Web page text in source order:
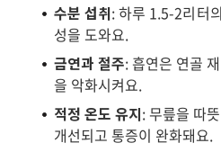
수분 섭취: 하루 1.5-2리터
성을 도와요.
금연과 절주: 흡연은 연골
을 악화시켜요.
적정 온도 유지: 무릎을 따
개선되고 통증이 완화돼요.